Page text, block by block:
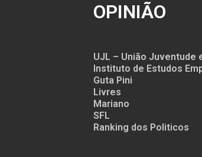
OPINIÃO
UJL – União Juventude
Instituto de Estudos
Guta Pini
Livres
Mariano
SFL
Ranking dos Politicos